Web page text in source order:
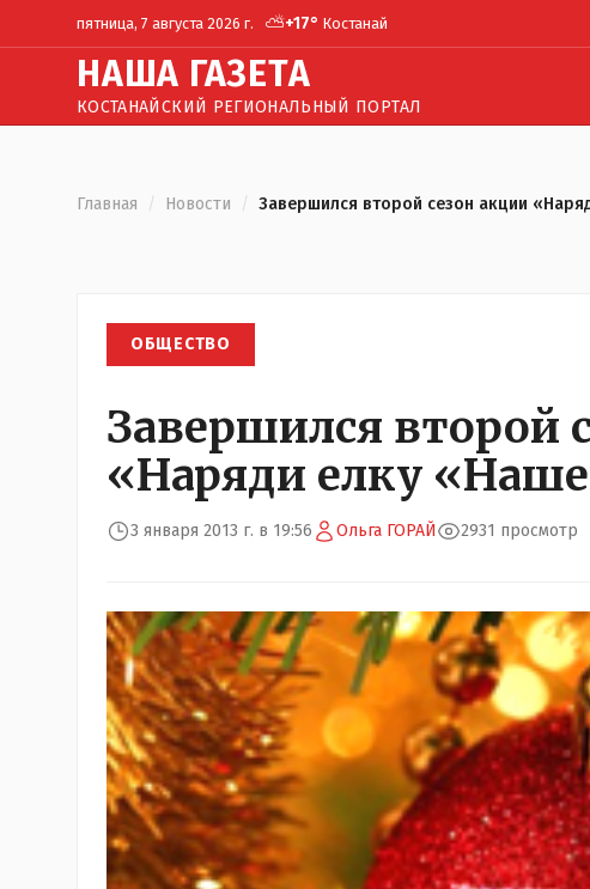
пятница, 7 августа 2026 г. ⛅+17° Костанай
НАША ГАЗЕТА
КОСТАНАЙСКИЙ РЕГИОНАЛЬНЫЙ ПОРТАЛ
Главная / Новости / Завершился второй сезон акции
ОБЩЕСТВО
Завершился второй
«Наряди елку
3 января 2013 г. в 19:56 Ольга ГОРАЙ 2931 просмотр